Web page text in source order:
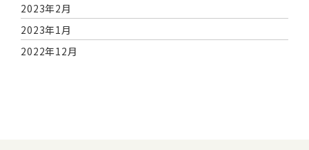
2023年2月
2023年1月
2022年12月